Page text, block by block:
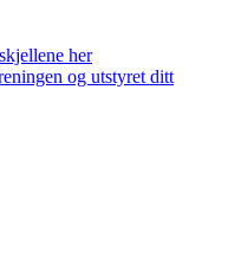
her
og utstyret ditt